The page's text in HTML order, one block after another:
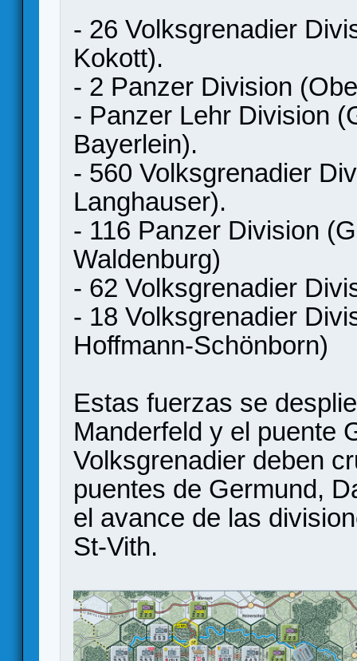
- 26 Volksgrenadier
Kokott).
- 2 Panzer Division
- Panzer Lehr Division
Bayerlein).
- 560 Volksgrenadier
Langhauser).
- 116 Panzer Division
Waldenburg)
- 62 Volksgrenadier
- 18 Volksgrenadier
Hoffmann-Schönborn)
Estas fuerzas se
Manderfeld y el puente
Volksgrenadier deben
puentes de Germund,
el avance de las
St-Vith.